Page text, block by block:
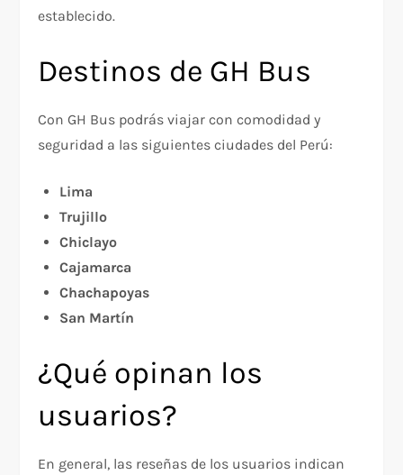
establecido.
Destinos de GH Bus
Con GH Bus podrás viajar con comodidad y
seguridad a las siguientes ciudades del Perú:
Lima
Trujillo
Chiclayo
Cajamarca
Chachapoyas
San Martín
¿Qué opinan los
usuarios?
En general, las reseñas de los usuarios indican